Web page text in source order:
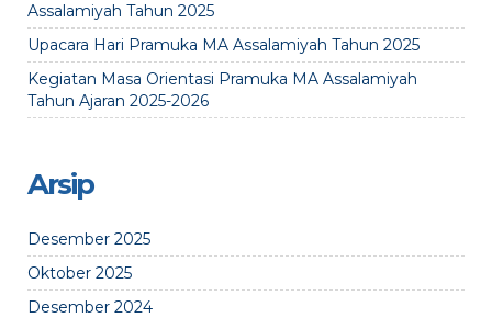
Assalamiyah Tahun 2025
Upacara Hari Pramuka MA Assalamiyah Tahun 2025
Kegiatan Masa Orientasi Pramuka MA Assalamiyah
Tahun Ajaran 2025-2026
Arsip
Desember 2025
Oktober 2025
Desember 2024